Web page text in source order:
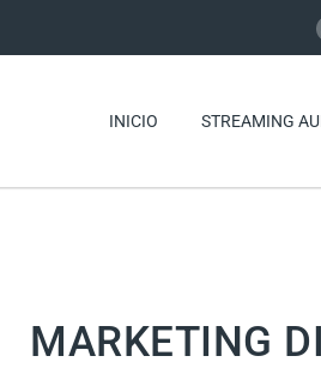
INICIO STREAMING
MARKETING